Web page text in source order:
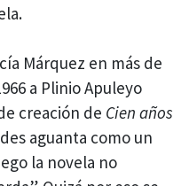
Márquez en más de
a Plinio Apuleyo
creación de Cien años
aguanta como un
la novela no